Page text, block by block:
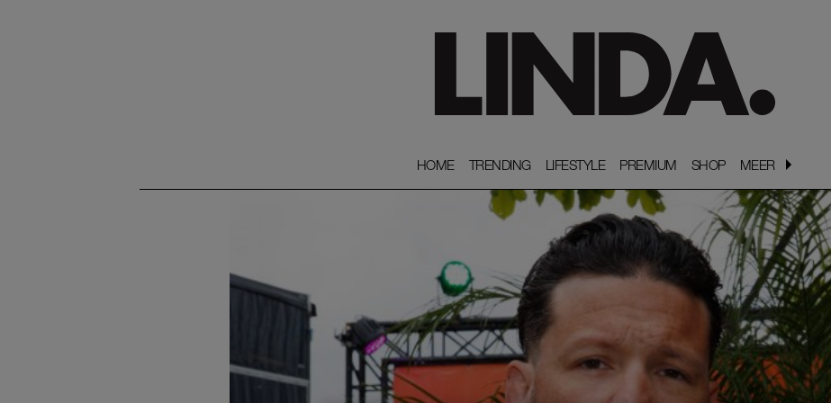
HOME
HOME TRENDING
TRENDING LIFESTYLE
LIFESTYLE PREMIUM
PREMIUM SHOP
SHOP MEER
MEER